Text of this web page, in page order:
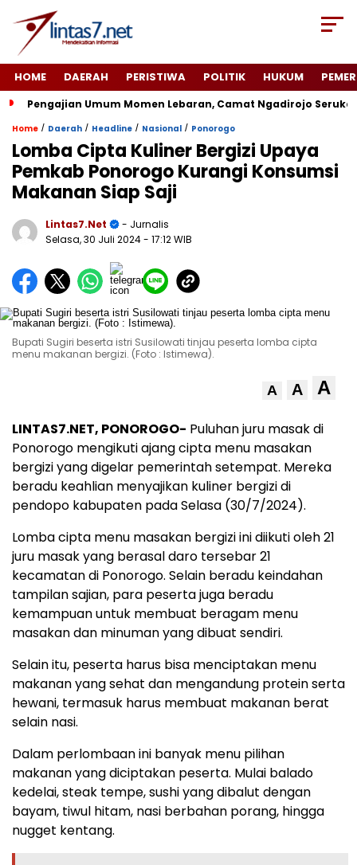
HOME DAERAH PERISTIWA POLITIK HUKUM
Pengajian Umum Momen Lebaran, Camat Ngadirojo
Home / Daerah / Headline / Nasional / Ponorogo
Lomba Cipta Kuliner Bergizi Upaya
Pemkab Ponorogo Kurangi Konsumsi
Makanan Siap Saji
Lintas7.net
- Jurnalis
Selasa, 30 Juli 2024- 17:12 WIB
Bupati Sugiri beserta istri Susilowati tinjau peserta lomba cipta
menu makanan bergizi. (Foto : Istimewa).
A A A
LINTAS7.NET, PONOROGO- Puluhan juru masak di
Ponorogo mengikuti ajang cipta menu masakan
bergizi yang digelar pemerintah setempat. Mereka
beradu keahlian menyajikan kuliner bergizi di
pendopo kabupaten pada Selasa (30/7/2024).
Lomba cipta menu masakan bergizi ini diikuti oleh 21
juru masak yang berasal daro tersebar 21
kecamatan di Ponorogo. Selain beradu keindahan
tampilan sajian, para peserta juga beradu
kemampuan untuk membuat beragam menu
masakan dan minuman yang dibuat sendiri.
Selain itu, peserta harus bisa menciptakan menu
makanan yang sehat dan mengandung protein serta
hewani, termasuk harus membuat makanan berat
selain nasi.
Dalam perlombaan ini banyak menu pilihan
makanan yang diciptakan peserta. Mulai balado
kedelai, steak tempe, sushi yang dibalut dengan
bayam, tiwul hitam, nasi berbahan porang, hingga
nugget kentang.